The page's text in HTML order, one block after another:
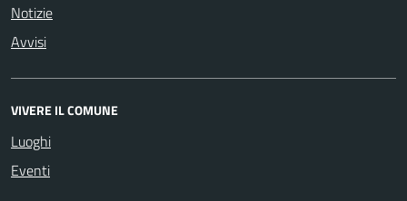
Notizie
Avvisi
VIVERE IL COMUNE
Luoghi
Eventi